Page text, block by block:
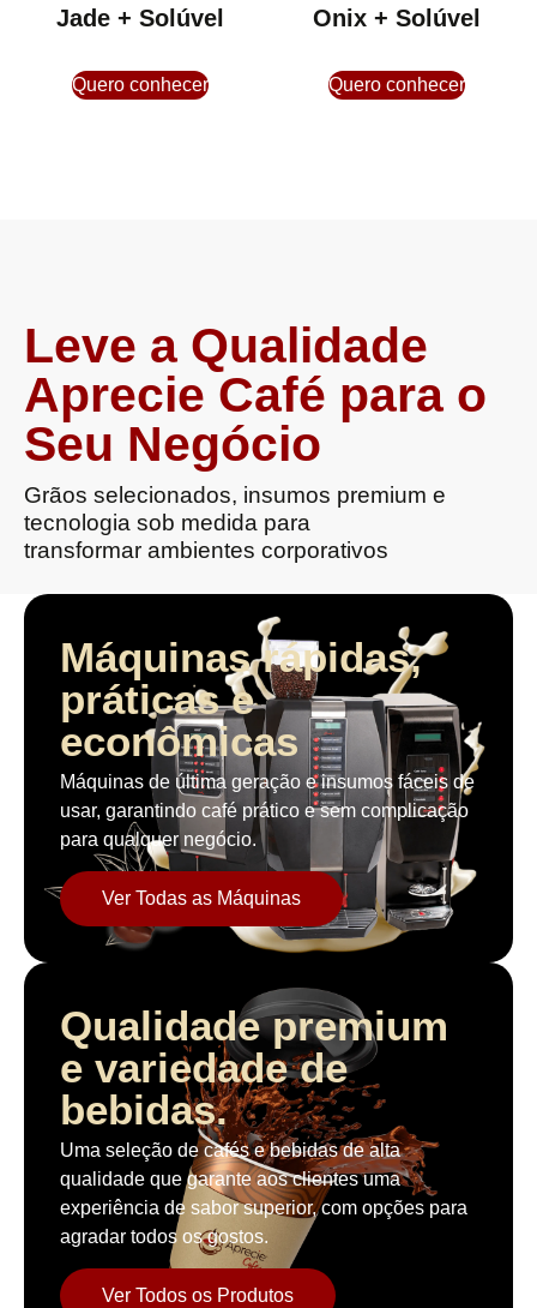
Jade + Solúvel
Quero conhecer
Onix + Solúvel
Quero conhecer
Leve a Qualidade
Aprecie Café para o
Seu Negócio
Grãos selecionados, insumos premium e
tecnologia sob medida para
transformar ambientes corporativos
Máquinas rápidas,
práticas e
econômicas
Máquinas de última geração e insumos fáceis de
usar, garantindo café prático e sem complicação
para qualquer negócio.
Ver Todas as Máquinas
Qualidade premium
e variedade de
bebidas.
Uma seleção de cafés e bebidas de alta
qualidade que garante aos clientes uma
experiência de sabor superior, com opções para
agradar todos os gostos.
Ver Todos os Produtos